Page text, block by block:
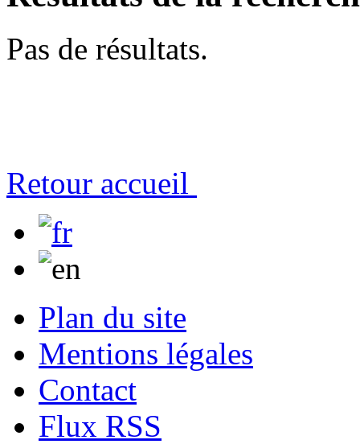
Pas de résultats.
Retour accueil
Plan du site
Mentions légales
Contact
Flux RSS